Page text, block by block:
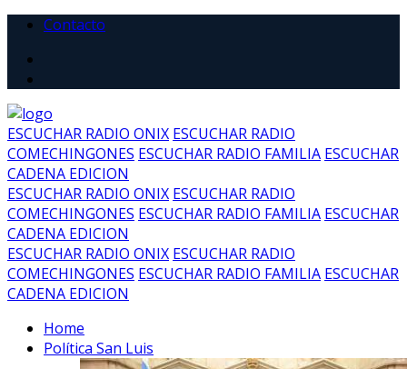
Contacto
ESCUCHAR RADIO ONIX ESCUCHAR RADIO
COMECHINGONES ESCUCHAR RADIO FAMILIA ESCUCHAR
CADENA EDICION
ESCUCHAR RADIO ONIX ESCUCHAR RADIO
COMECHINGONES ESCUCHAR RADIO FAMILIA ESCUCHAR
CADENA EDICION
ESCUCHAR RADIO ONIX ESCUCHAR RADIO
COMECHINGONES ESCUCHAR RADIO FAMILIA ESCUCHAR
CADENA EDICION
Home
Política San Luis